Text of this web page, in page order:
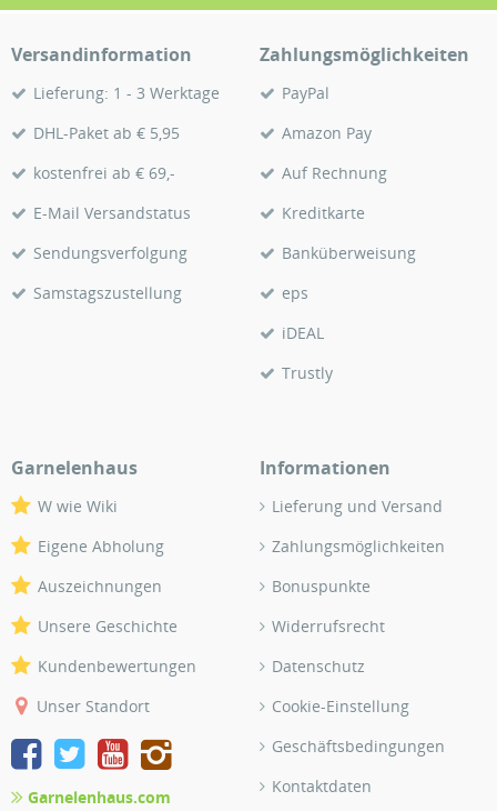
Versandinformation
Lieferung: 1 - 3 Werktage
DHL-Paket ab € 5,95
kostenfrei ab € 69,-
E-Mail Versandstatus
Sendungsverfolgung
Samstagszustellung
Zahlungsmöglichkeiten
PayPal
Amazon Pay
Auf Rechnung
Kreditkarte
Banküberweisung
eps
iDEAL
Trustly
Garnelenhaus
W wie Wiki
Eigene Abholung
Auszeichnungen
Unsere Geschichte
Kundenbewertungen
Unser Standort
Garnelenhaus.com
Informationen
Lieferung und Versand
Zahlungsmöglichkeiten
Bonuspunkte
Widerrufsrecht
Datenschutz
Cookie-Einstellung
Geschäftsbedingungen
Kontaktdaten